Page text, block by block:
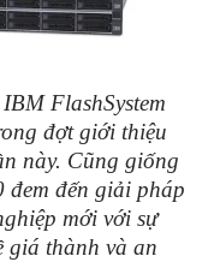
FlashSystem
đợt giới thiệu
này. Cũng giống
đem đến giải pháp
mới với sự
giá thành và an